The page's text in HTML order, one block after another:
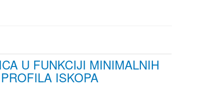
U FUNKCIJI MINIMALNIH
ISKOPA